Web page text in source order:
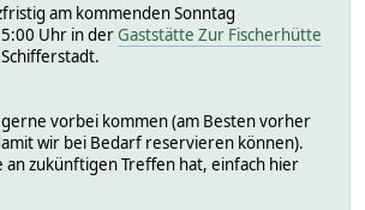
am kommenden Sonntag
Uhr in derGaststätte Zur Fischerhütte
vorbei kommen (am Besten vorher
wir bei Bedarf reservieren können).
an zukünftigen Treffen hat, einfach hier